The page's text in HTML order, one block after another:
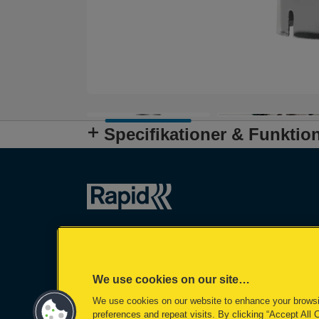
Specifikationer &
We use cookies on our site…
We use cookies on our website to enhance your
preferences and repeat visits. By clicking “Accept All